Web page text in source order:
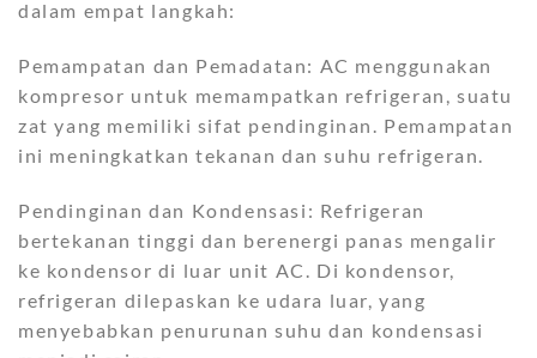
dalam empat langkah:
Pemampatan dan Pemadatan: AC menggunakan
kompresor untuk memampatkan refrigeran, suatu
zat yang memiliki sifat pendinginan. Pemampatan
ini meningkatkan tekanan dan suhu refrigeran.
Pendinginan dan Kondensasi: Refrigeran
bertekanan tinggi dan berenergi panas mengalir
ke kondensor di luar unit AC. Di kondensor,
refrigeran dilepaskan ke udara luar, yang
menyebabkan penurunan suhu dan kondensasi